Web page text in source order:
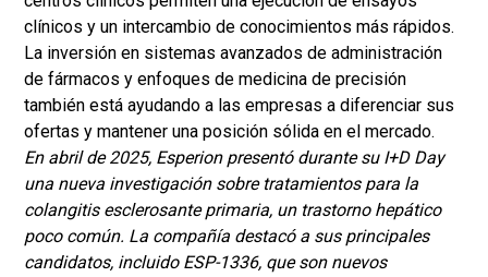
clínicos y un intercambio de conocimientos más rápidos.
La inversión en sistemas avanzados de administración
de fármacos y enfoques de medicina de precisión
también está ayudando a las empresas a diferenciar sus
ofertas y mantener una posición sólida en el mercado.
En abril de 2025, Esperion presentó durante su I+D Day
una nueva investigación sobre tratamientos para la
colangitis esclerosante primaria, un trastorno hepático
poco común. La compañía destacó a sus principales
candidatos, incluido ESP-1336, que son nuevos